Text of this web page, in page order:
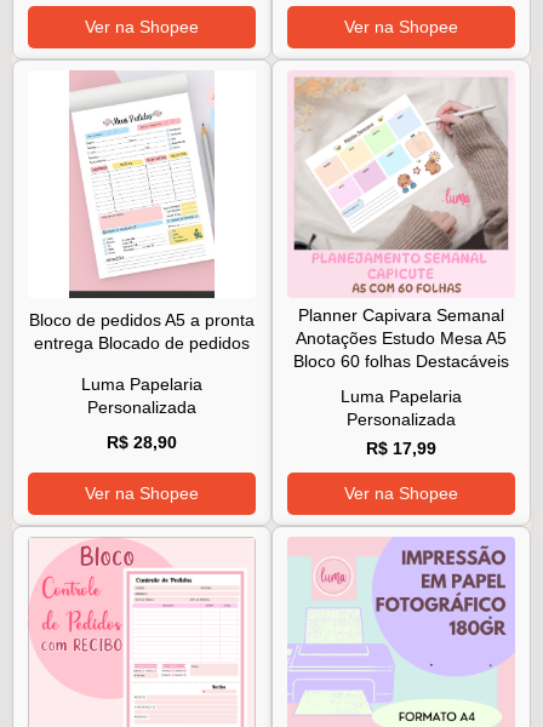
Ver na Shopee Ver na Shopee
Bloco de pedidos A5 a pronta
entrega Blocado de pedidos
Luma Papelaria
Personalizada
R$ 28,90
Ver na Shopee
Planner Capivara Semanal
Anotações Estudo Mesa A5
Bloco 60 folhas Destacáveis
Luma Papelaria
Personalizada
R$ 17,99
Ver na Shopee